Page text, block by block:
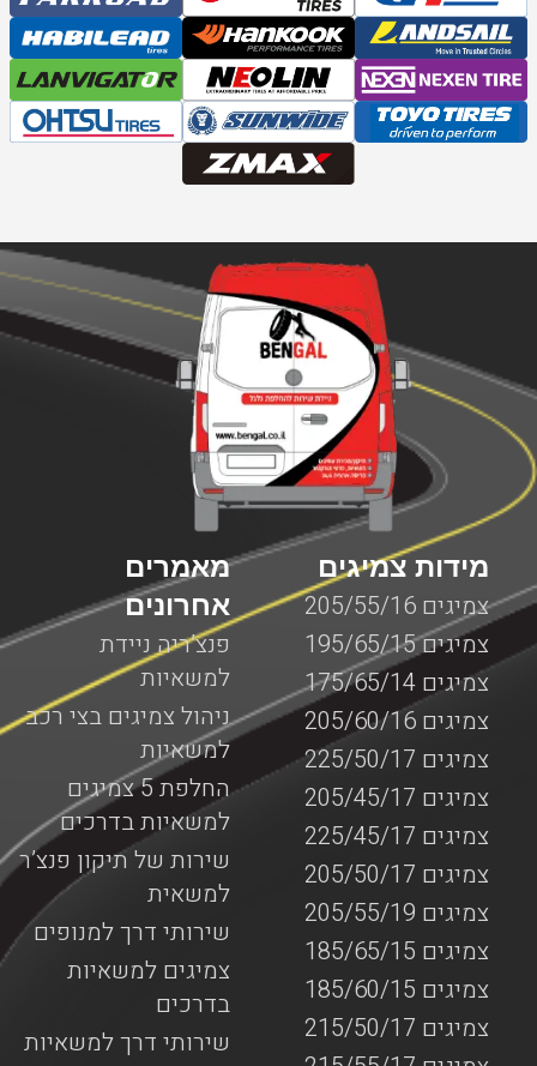
מאמרים
אחרונים
פנצ’ריה ניידת
למשאיות
ניהול צמיגים בצי רכב
למשאיות
החלפת 5 צמיגים
למשאיות בדרכים
שירות של תיקון פנצ’ר
למשאית
שירותי דרך למנופים
צמיגים למשאיות
בדרכים
שירותי דרך למשאיות
מידות צמיגים
צמיגים 205/55/16
צמיגים 195/65/15
צמיגים 175/65/14
צמיגים 205/60/16
צמיגים 225/50/17
צמיגים 205/45/17
צמיגים 225/45/17
צמיגים 205/50/17
צמיגים 205/55/19
צמיגים 185/65/15
צמיגים 185/60/15
צמיגים 215/50/17